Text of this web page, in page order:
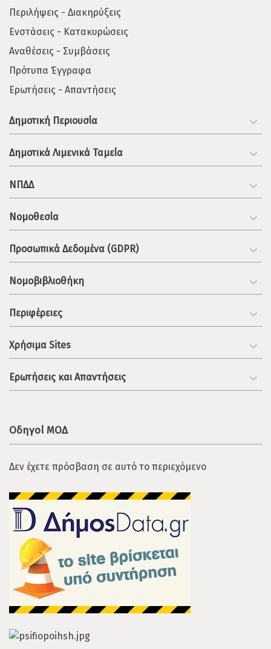
Περιλήψεις - Διακηρύξεις
Ενστάσεις - Κατακυρώσεις
Αναθέσεις - Συμβάσεις
Πρότυπα Έγγραφα
Ερωτήσεις - Απαντήσεις
Δημοτική Περιουσία
Δημοτικά Λιμενικά Ταμεία
ΝΠΔΔ
Νομοθεσία
Προσωπικά Δεδομένα (GDPR)
Νομοβιβλιοθήκη
Περιφέρειες
Χρήσιμα Sites
Ερωτήσεις και Απαντήσεις
Οδηγοί ΜΟΔ
Δεν έχετε πρόσβαση σε αυτό το περιεχόμενο